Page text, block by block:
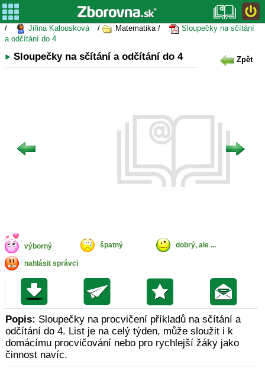
/ Jiřina Kalousková / Matematika /
Sloupečky na sčítání
a odčítání do 4
Sloupečky na sčítání a odčítání do 4 Zpět
výborný špatný dobrý, ale ...
nahlásit správci
Popis: Sloupečky na procvičení příkladů na sčítání a
odčítání do 4. List je na celý týden, může sloužit i k
domácímu procvičování nebo pro rychlejší žáky jako
činnost navíc.